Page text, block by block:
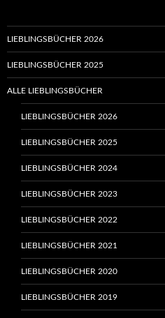
LIEBLINGSBÜCHER 2026
LIEBLINGSBÜCHER 2025
ALLE LIEBLINGSBÜCHER
LIEBLINGSBÜCHER 2026
LIEBLINGSBÜCHER 2025
LIEBLINGSBÜCHER 2024
LIEBLINGSBÜCHER 2023
LIEBLINGSBÜCHER 2022
LIEBLINGSBÜCHER 2021
LIEBLINGSBÜCHER 2020
LIEBLINGSBÜCHER 2019